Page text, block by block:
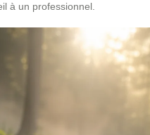
à un professionnel.